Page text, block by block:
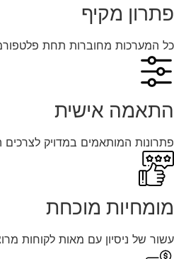
פתרון מקיף
כל המערכות מחוברות תחת
התאמה אישית
פתרונות המותאמים במדויק לצרכים
מומחיות מוכחת
עשור של ניסיון עם מאות לקוחות